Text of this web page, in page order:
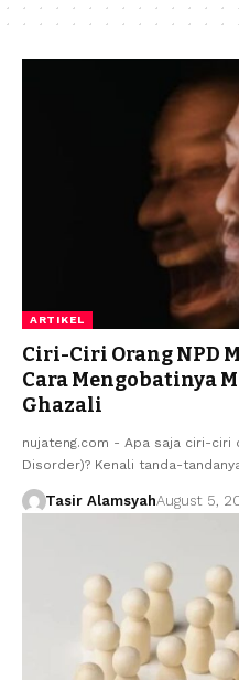
ARTIKEL
Ciri-Ciri Orang NPD
Cara Mengobatinya
Ghazali
nujateng.com - Apa saja ciri-ciri
Disorder)? Kenali tanda-
Tasir AlamsyahAugust 5,